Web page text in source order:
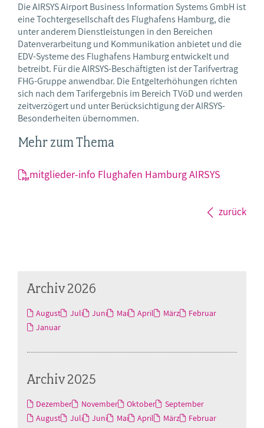
Die AIRSYS Airport Business Information Systems GmbH ist
eine Tochtergesellschaft des Flughafens Hamburg, die
unter anderem Dienstleistungen in den Bereichen
Datenverarbeitung und Kommunikation anbietet und die
EDV-Systeme des Flughafens Hamburg entwickelt und
betreibt. Für die AIRSYS-Beschäftigten ist der Tarifvertrag
FHG-Gruppe anwendbar. Die Entgelterhöhungen richten
sich nach dem Tarifergebnis im Bereich TVöD und werden
zeitverzögert und unter Berücksichtigung der AIRSYS-
Besonderheiten übernommen.
Mehr zum Thema
mitglieder-info Flughafen Hamburg AIRSYS
zurück
Archiv 2026
August Juli Juni Mai April März
Februar
Januar
Archiv 2025
Dezember November Oktober
September
August
Juli Juni Mai April März
Februar